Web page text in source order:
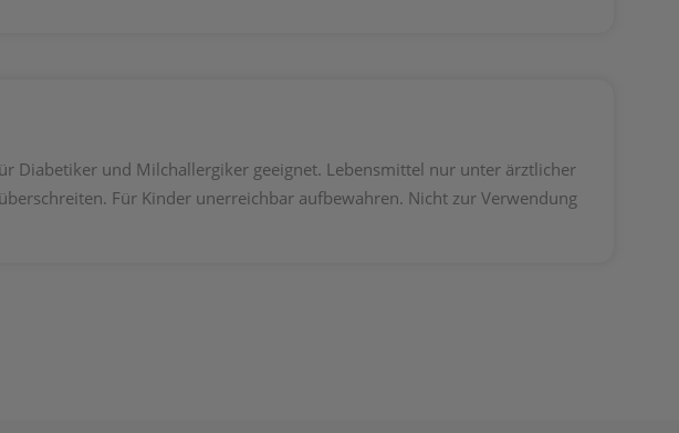
Diabetiker und Milchallergiker geeignet. Lebensmittel nur unter ärztlicher
Für Kinder unerreichbar aufbewahren. Nicht zur Verwendung